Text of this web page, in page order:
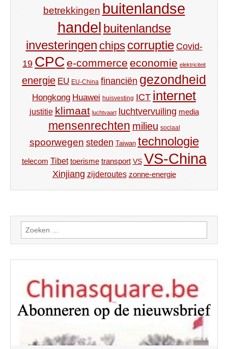
betrekkingen buitenlandse
handel buitenlandse
investeringen chips corruptie Covid-
19 CPC e-commerce economie elektriciteit
energie EU EU-China financiën gezondheid
Hongkong Huawei huisvesting ICT internet
justitie klimaat luchtvaart luchtvervuiling media
mensenrechten milieu sociaal
spoorwegen steden Taiwan technologie
telecom Tibet toerisme transport VS VS-China
Xinjiang zijderoutes zonne-energie
Zoeken
naar: